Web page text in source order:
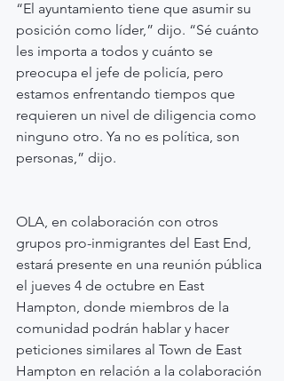
“El ayuntamiento tiene que asumir su
posición como líder,” dijo. “Sé cuánto
les importa a todos y cuánto se
preocupa el jefe de policía, pero
estamos enfrentando tiempos que
requieren un nivel de diligencia como
ninguno otro. Ya no es política, son
personas,” dijo.
OLA, en colaboración con otros
grupos pro-inmigrantes del East End,
estará presente en una reunión pública
el jueves 4 de octubre en East
Hampton, donde miembros de la
comunidad podrán hablar y hacer
peticiones similares al Town de East
Hampton en relación a la colaboración